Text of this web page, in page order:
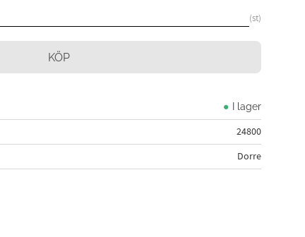
st
KÖP
I lager
24800
Dorre